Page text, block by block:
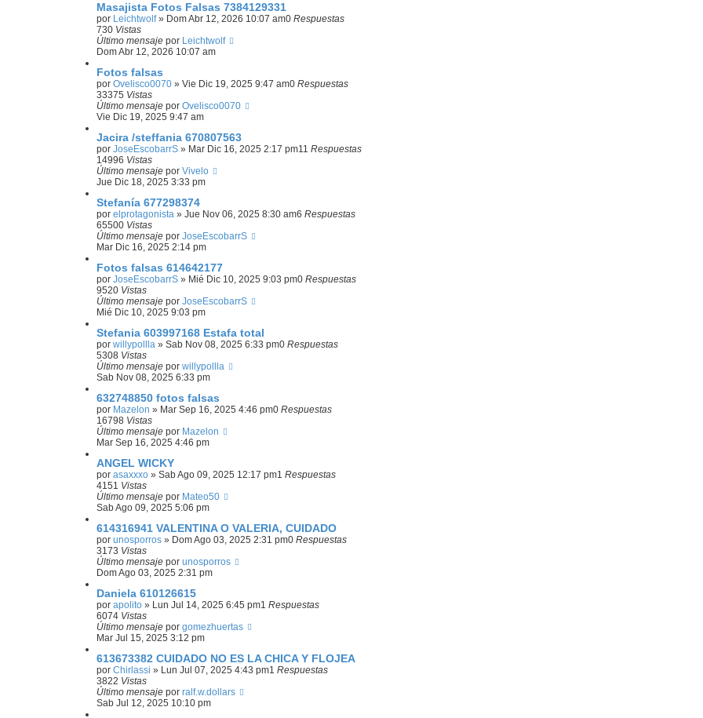
Masajista Fotos Falsas 7384129331
por Leichtwolf» Dom Abr 12, 2026 10:07 am0 Respuestas
730 Vistas
Último mensaje por Leichtwolf
Dom Abr 12, 2026 10:07 am
Fotos falsas
por Ovelisco0070 » Vie Dic 19, 2025 9:47 am0 Respuestas
33375 Vistas
Último mensaje por Ovelisco0070
Vie Dic 19, 2025 9:47 am
Jacira /steffania 670807563
por JoseEscobarrS » Mar Dic 16, 2025 2:17 pm11 Respuestas
14996 Vistas
Último mensaje por Vivelo
Jue Dic 18, 2025 3:33 pm
Stefanía 677298374
por elprotagonista » Jue Nov 06, 2025 8:30 am6 Respuestas
65500 Vistas
Último mensaje por JoseEscobarrS
Mar Dic 16, 2025 2:14 pm
Fotos falsas 614642177
por JoseEscobarrS » Mié Dic 10, 2025 9:03 pm0 Respuestas
9520 Vistas
Último mensaje por JoseEscobarrS
Mié Dic 10, 2025 9:03 pm
Stefania 603997168 Estafa total
por willypollla » Sab Nov 08, 2025 6:33 pm0 Respuestas
5308 Vistas
Último mensaje por willypollla
Sab Nov 08, 2025 6:33 pm
632748850 fotos falsas
por Mazelon » Mar Sep 16, 2025 4:46 pm0 Respuestas
16798 Vistas
Último mensaje por Mazelon
Mar Sep 16, 2025 4:46 pm
ANGEL WICKY
por asaxxxo » Sab Ago 09, 2025 12:17 pm1 Respuestas
4151 Vistas
Último mensaje por Mateo50
Sab Ago 09, 2025 5:06 pm
614316941 VALENTINA O VALERIA, CUIDADO
por unosporros » Dom Ago 03, 2025 2:31 pm0 Respuestas
3173 Vistas
Último mensaje por unosporros
Dom Ago 03, 2025 2:31 pm
Daniela 610126615
por apolito » Lun Jul 14, 2025 6:45 pm1 Respuestas
6074 Vistas
Último mensaje por gomezhuertas
Mar Jul 15, 2025 3:12 pm
613673382 CUIDADO NO ES LA CHICA Y FLOJEA
por Chirlassi » Lun Jul 07, 2025 4:43 pm1 Respuestas
3822 Vistas
Último mensaje por ralf.w.dollars
Sab Jul 12, 2025 10:10 pm